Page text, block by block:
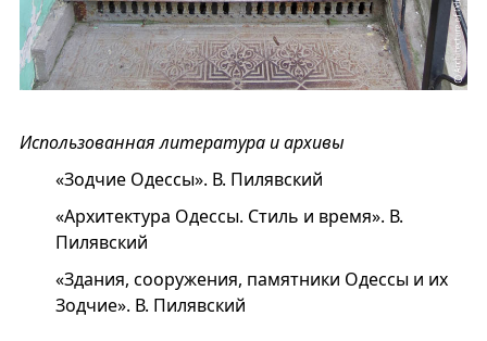
Использованная литература и архивы
«Зодчие Одессы». В. Пилявский
«Архитектура Одессы. Стиль и время». В.
Пилявский
«Здания, сооружения, памятники Одессы и их
Зодчие». В. Пилявский